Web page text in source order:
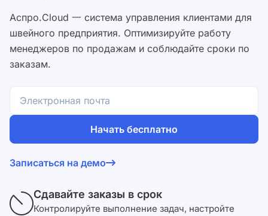
Аспро.Cloud 一 система управления клиентами для
швейного предприятия. Оптимизируйте работу
менеджеров по продажам и соблюдайте сроки по
заказам.
Начать бесплатно
условиями оферты.
Записаться на демо
Сдавайте заказы в срок
Контролируйте выполнение задач, настройте